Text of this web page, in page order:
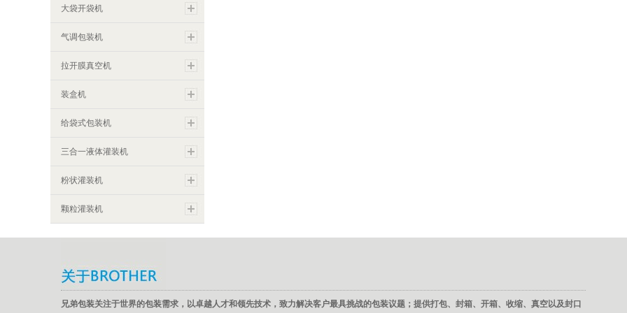
大袋开袋机
气调包装机
拉开膜真空机
装盒机
给袋式包装机
三合一液体灌装机
粉状灌装机
颗粒灌装机
兄弟包装关注于世界的包装需求，以卓越人才和领先技术，致力解决客户最具挑战的包装议题；提供打包、封箱、开箱、收缩、真空以及封口